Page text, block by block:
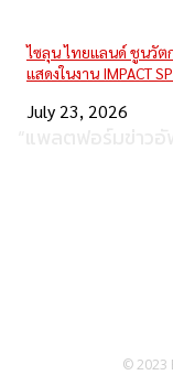
ไซลุน ไทยแลนด์ ชูนวัตก
แสดงในงาน IMPACT
July 23, 2026
© 2023